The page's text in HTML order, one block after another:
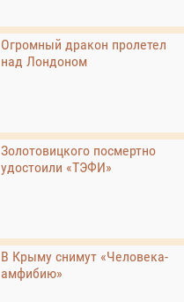
Огромный дракон пролетел
над Лондоном
Золотовицкого посмертно
удостоили «ТЭФИ»
В Крыму снимут «Человека-
амфибию»